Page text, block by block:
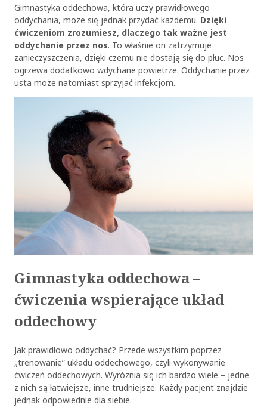
Gimnastyka oddechowa, która uczy prawidłowego
oddychania, może się jednak przydać każdemu. Dzięki
ćwiczeniom zrozumiesz, dlaczego tak ważne jest
oddychanie przez nos. To właśnie on zatrzymuje
zanieczyszczenia, dzięki czemu nie dostają się do płuc. Nos
ogrzewa dodatkowo wdychane powietrze. Oddychanie przez
usta może natomiast sprzyjać infekcjom.
Gimnastyka oddechowa –
ćwiczenia wspierające układ
oddechowy
Jak prawidłowo oddychać? Przede wszystkim poprzez
„trenowanie” układu oddechowego, czyli wykonywanie
ćwiczeń oddechowych. Wyróżnia się ich bardzo wiele – jedne
z nich są łatwiejsze, inne trudniejsze. Każdy pacjent znajdzie
jednak odpowiednie dla siebie.